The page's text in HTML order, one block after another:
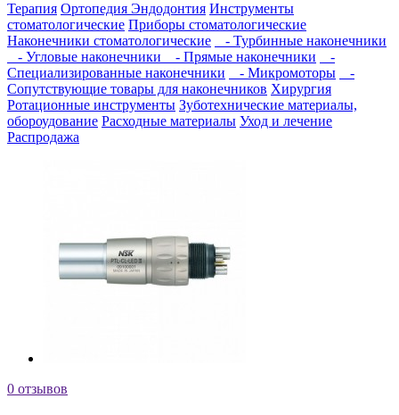
Терапия Ортопедия Эндодонтия Инструменты
стоматологические Приборы стоматологические
Наконечники стоматологические
- Турбинные наконечники
- Угловые наконечники
- Прямые наконечники
-
Специализированные наконечники
- Микромоторы
-
Сопутствующие товары для наконечников Хирургия
Ротационные инструменты Зуботехнические материалы,
обороудование Расходные материалы Уход и лечение
Распродажа
0 отзывов